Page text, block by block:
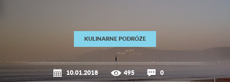
KULINARNE PODRÓŻE
10.01.2018 495 0